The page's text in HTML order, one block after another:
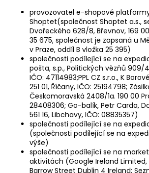
provozovatel e-shopové
Shoptet(společnost Shoptet a.s.,
Dvořeckého 628/8, Břevnov, 169
35 675, společnost je zapsaná u
v Praze, oddíl B vložka 25 395)
společnosti podílející se na
pošta, s.p., Politických vězňů 909/
IČO: 47114983;PPL CZ s.r.o., K
251 01, Říčany, IČO: 25194798;
Českomoravská 2408/1a. 190 00
28408306; Go-balík, Petr Carda,
561 16, Libchavy, IČO: 08835357)
společnosti podílející se na
(společnosti podílející se na
výše)
společnosti podílející se na
aktivitách (Google Ireland Limited,
Barrow Street Dublin 4 Ireland;